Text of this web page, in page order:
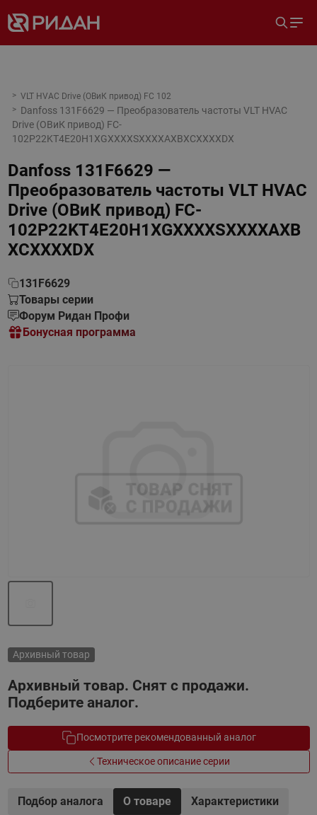
VLT HVAC Drive (ОВиК привод) FC 102
Danfoss 131F6629 — Преобразователь частоты VLT HVAC
Drive (ОВиК привод) FC-
102P22KT4E20H1XGXXXXSXXXXAXBXCXXXXDX
Danfoss 131F6629 —
Преобразователь частоты VLT HVAC
Drive (ОВиК привод) FC-
102P22KT4E20H1XGXXXXSXXXXAXB
XCXXXXDX
131F6629
Товары серии
Форум Ридан Профи
Бонусная программа
Архивный товар
Архивный товар. Снят с продажи.
Подберите аналог.
Посмотрите рекомендованный аналог
Техническое описание серии
Подбор аналога О товаре
Характеристики